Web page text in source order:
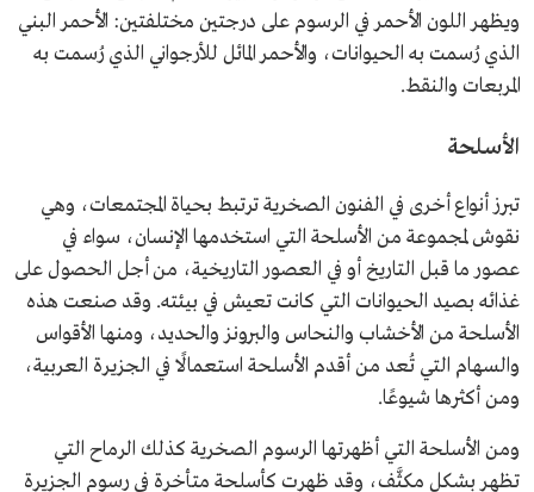
ويظهر اللون الأحمر في الرسوم على درجتين مختلفتين: الأحمر البني
الذي رُسمت به الحيوانات، والأحمر المائل للأرجواني الذي رُسمت به
المربعات والنقط.
الأسلحة
تبرز أنواع أخرى في الفنون الصخرية ترتبط بحياة المجتمعات، وهي
نقوش لمجموعة من الأسلحة التي استخدمها الإنسان، سواء في
عصور ما قبل التاريخ أو في العصور التاريخية، من أجل الحصول على
غذائه بصيد الحيوانات التي كانت تعيش في بيئته. وقد صنعت هذه
الأسلحة من الأخشاب والنحاس والبرونز والحديد، ومنها الأقواس
والسهام التي تُعد من أقدم الأسلحة استعمالًا في الجزيرة العربية،
ومن أكثرها شيوعًا.
ومن الأسلحة التي أظهرتها الرسوم الصخرية كذلك الرماح التي
تظهر بشكل مكثَّف، وقد ظهرت كأسلحة متأخرة في رسوم الجزيرة